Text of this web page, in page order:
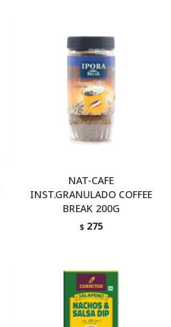
NAT-CAFE
INST.GRANULADO COFFEE
BREAK 200G
$ 275